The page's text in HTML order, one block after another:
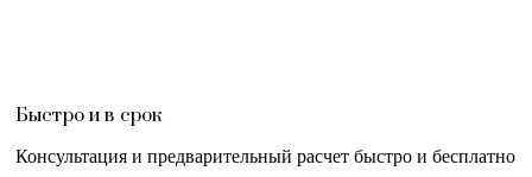
Быстро и в срок
Консультация и предварительный расчет быстро и бесплатно